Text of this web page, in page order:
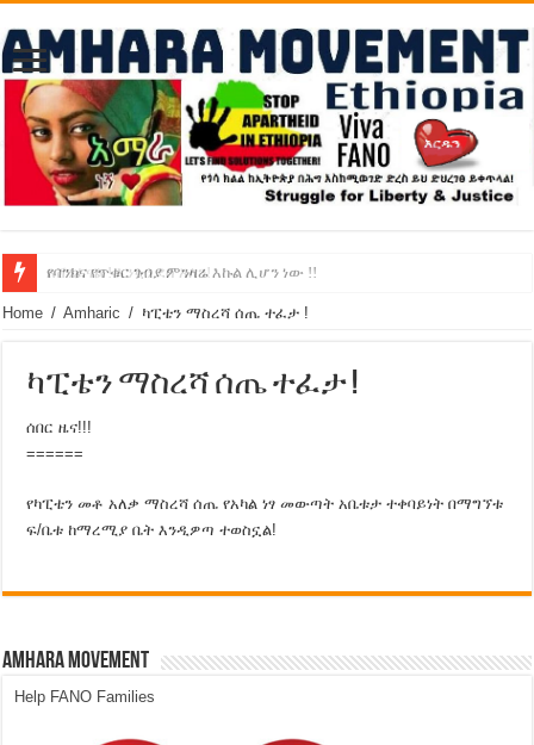
የባንክና የጥቁር ገብያ ምንዛሬ እኩል ሊሆን ነው !!
አሸንፈናል ! እንኳን ደስ አለን!
Home / Amharic / ካፒቴን ማስረሻ ሰጤ ተፈታ !
ካፒቴን ማስረሻ ሰጤ ተፈታ !
ሰበር ዜና!!!
======
የካፒቴን መቶ አለቃ ማስረሻ ሰጤ የአካል ነፃ መውጣት አቤቱታ ተቀባይነት በማግኘቱ
ፍ/ቤቱ ከማረሚያ ቤት እንዲዎጣ ተወስኗል!
Amhara Movement
Help FANO Families